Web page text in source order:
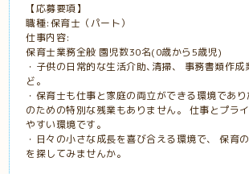
【応募要項】
職種:保育士（パート）
仕事内容:
保育士業務全般 園児数30名(0歳から5歳児)
・子供の日常的な生活介助､清掃、 事務書類作
ど。
・保育士も仕事と家庭の両立ができる環境であ
のための特別な残業もありません。 仕事とプラ
やすい環境です。
・日々の小さな成長を喜び合える環境で、 保育
を探してみませんか｡